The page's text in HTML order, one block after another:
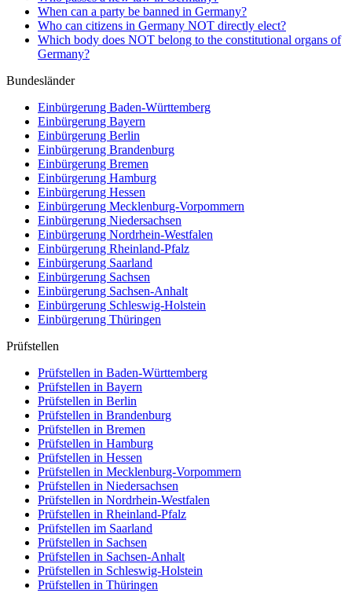
When can a party be banned in Germany?
Who can citizens in Germany NOT directly elect?
Which body does NOT belong to the constitutional organs of
Germany?
Bundesländer
Einbürgerung Baden-Württemberg
Einbürgerung Bayern
Einbürgerung Berlin
Einbürgerung Brandenburg
Einbürgerung Bremen
Einbürgerung Hamburg
Einbürgerung Hessen
Einbürgerung Mecklenburg-Vorpommern
Einbürgerung Niedersachsen
Einbürgerung Nordrhein-Westfalen
Einbürgerung Rheinland-Pfalz
Einbürgerung Saarland
Einbürgerung Sachsen
Einbürgerung Sachsen-Anhalt
Einbürgerung Schleswig-Holstein
Einbürgerung Thüringen
Prüfstellen
Prüfstellen in Baden-Württemberg
Prüfstellen in Bayern
Prüfstellen in Berlin
Prüfstellen in Brandenburg
Prüfstellen in Bremen
Prüfstellen in Hamburg
Prüfstellen in Hessen
Prüfstellen in Mecklenburg-Vorpommern
Prüfstellen in Niedersachsen
Prüfstellen in Nordrhein-Westfalen
Prüfstellen in Rheinland-Pfalz
Prüfstellen im Saarland
Prüfstellen in Sachsen
Prüfstellen in Sachsen-Anhalt
Prüfstellen in Schleswig-Holstein
Prüfstellen in Thüringen